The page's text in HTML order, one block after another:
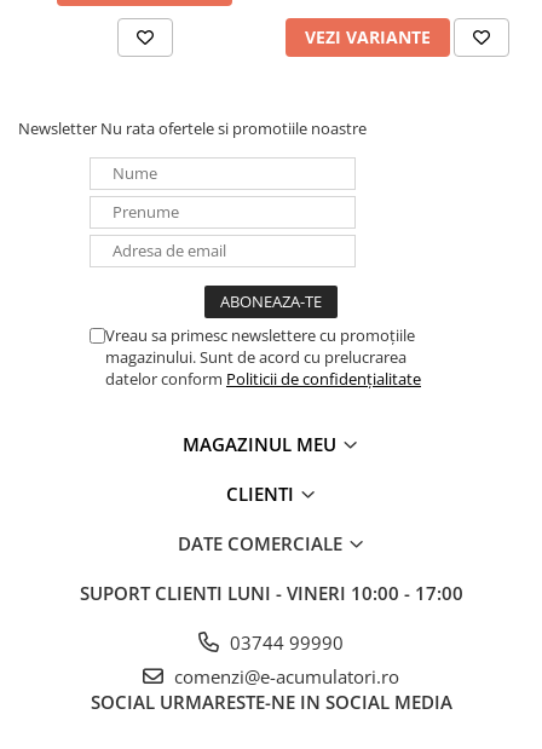
energiei electrice
Cabinete baterii
Drumetii / Camping
Accesorii
Frigidere portabile
Panouri portabile
Racire/Incalzire
Dulapuri pentru cablare
Laptop & PC accesorii, baterii,
cabluri USB, prelungitoare USB
Cablu de date si Adaptoare
Solutii solare portabile
VEZI VARIANTE
Newsletter Nu rata ofertele si promotiile noastre
Vreau sa primesc newslettere cu promoțiile
magazinului. Sunt de acord cu prelucrarea
datelor conform Politicii de confidențialitate
MAGAZINUL MEU
CLIENTI
DATE COMERCIALE
SUPORT CLIENTI LUNI - VINERI 10:00 - 17:00
03744 99990
comenzi@e-acumulatori.ro
SOCIAL URMARESTE-NE IN SOCIAL MEDIA